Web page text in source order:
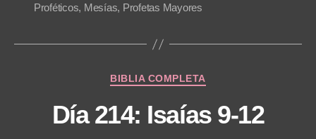
Proféticos, Mesías, Profetas Mayores
Categories
BIBLIA COMPLETA
Día 214: Isaías 9-12